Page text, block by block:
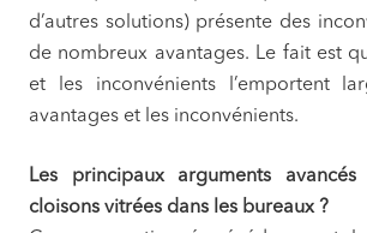
d’autres solutions) présente des
de nombreux avantages. Le fait est
et les inconvénients l’emportent
avantages et les inconvénients.
Les principaux arguments
cloisons vitrées dans les bureaux ?